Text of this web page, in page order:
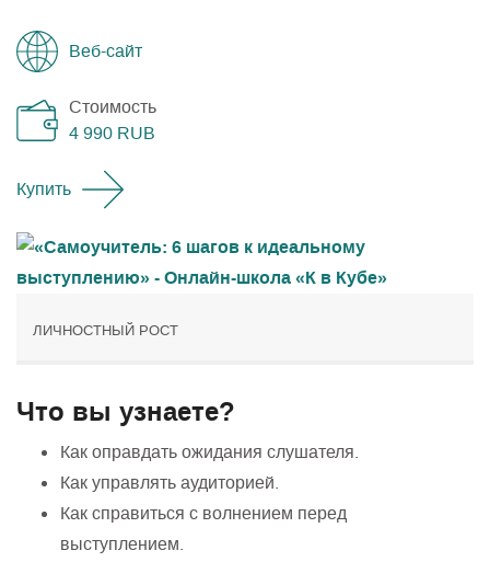
Веб-сайт
Стоимость
4 990 RUB
Купить
ЛИЧНОСТНЫЙ РОСТ
Что вы узнаете?
Как оправдать ожидания слушателя.
Как управлять аудиторией.
Как справиться с волнением перед
выступлением.